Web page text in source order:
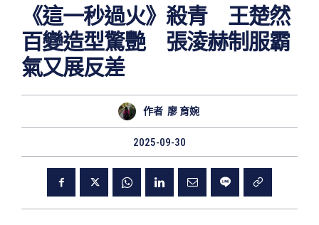
《這一秒過火》殺青 王楚然
百變造型驚艷 張淩赫制服霸
氣又展反差
作者 廖 育婉
2025-09-30